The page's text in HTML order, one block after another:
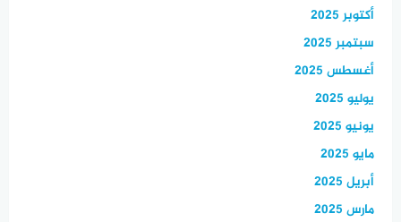
أكتوبر 2025
سبتمبر 2025
أغسطس 2025
يوليو 2025
يونيو 2025
مايو 2025
أبريل 2025
مارس 2025